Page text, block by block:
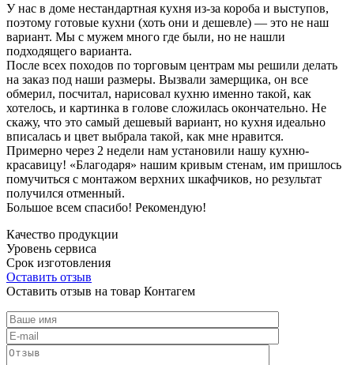
У нас в доме нестандартная кухня из-за короба и выступов,
поэтому готовые кухни (хоть они и дешевле) — это не наш
вариант. Мы с мужем много где были, но не нашли
подходящего варианта.
После всех походов по торговым центрам мы решили делать
на заказ под наши размеры. Вызвали замерщика, он все
обмерил, посчитал, нарисовал кухню именно такой, как
хотелось, и картинка в голове сложилась окончательно. Не
скажу, что это самый дешевый вариант, но кухня идеально
вписалась и цвет выбрала такой, как мне нравится.
Примерно через 2 недели нам установили нашу кухню-
красавицу! «Благодаря» нашим кривым стенам, им пришлось
помучиться с монтажом верхних шкафчиков, но результат
получился отменный.
Большое всем спасибо! Рекомендую!
Качество продукции
Уровень сервиса
Срок изготовления
Оставить отзыв
Оставить отзыв на товар Контагем